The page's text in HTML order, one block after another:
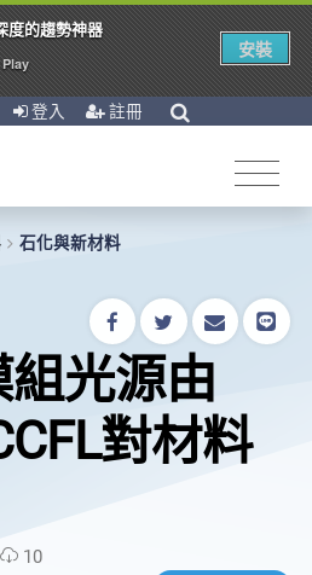
登入 註冊
石化與新材料
光源由
對材料
10
度的趨勢神器
安裝